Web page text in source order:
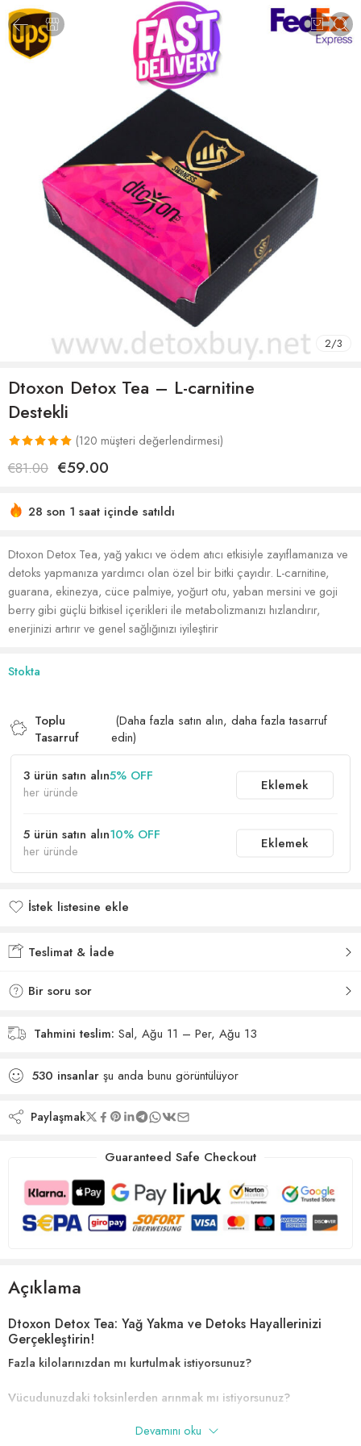
2/3
Dtoxon Detox Tea – L-carnitine
Destekli
119
müşteri
üzerinden
aldı
(120 müşteri değerlendirmesi)
€81.00 €59.00
28 son 1 saat içinde satıldı
bu var
Dtoxon Detox Tea, yağ yakıcı ve ödem atıcı etkisiyle zayıflamanıza ve
detoks yapmanıza yardımcı olan özel bir bitki çayıdır. L-carnitine,
guarana, ekinezya, cüce palmiye, yoğurt otu, yaban mersini ve goji
berry gibi güçlü bitkisel içerikleri ile metabolizmanızı hızlandırır,
enerjinizi artırır ve genel sağlığınızı iyileştirir
Stokta
Toplu
Tasarruf
(Daha fazla satın alın, daha fazla tasarruf
edin)
3 ürün satın alın5% OFF
her üründe
Eklemek
5 ürün satın alın10% OFF
her üründe
Eklemek
İstek listesine ekle
Teslimat & İade
Bir soru sor
Tahmini teslim: Sal, Ağu 11 – Per, Ağu 13
530 insanlar şu anda bunu görüntülüyor
Paylaşmak
Guaranteed Safe Checkout
Açıklama
Dtoxon Detox Tea: Yağ Yakma ve Detoks Hayallerinizi
Gerçekleştirin!
Fazla kilolarınızdan mı kurtulmak istiyorsunuz?
Vücudunuzdaki toksinlerden arınmak mı istiyorsunuz?
Metabolizmanızı hızlandırmak ve daha enerjik hissetmek mi
Devamını oku